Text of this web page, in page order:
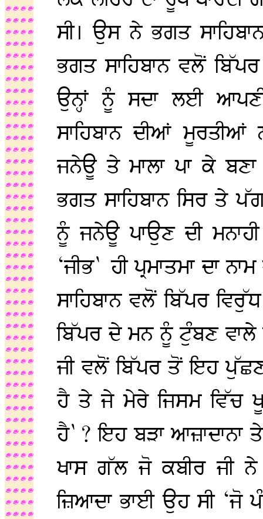
ਸੀ। ਉਸ ਨੇ ਭਗਤ
ਭਗਤ ਸਾਹਿਬਾਨ ਵਲੋਂ
ਉਨ੍ਹਾਂ ਨੂੰ ਸਦਾ ਲਈ
ਸਾਹਿਬਾਨ ਦੀਆਂ
ਜਨੇਊ ਤੇ ਮਾਲਾ ਪਾ ਕੇ
ਭਗਤ ਸਾਹਿਬਾਨ ਸਿਰ ਤੇ
ਨੂੰ ਜਨੇਊ ਪਾਉਣ ਦੀ ਮਨਾਹੀ
‘ਜੀਭ` ਹੀ ਪ੍ਰਮਾਤਮਾ ਦਾ
ਸਾਹਿਬਾਨ ਵਲੋਂ ਬਿੱਪਰ
ਬਿੱਪਰ ਦੇ ਮਨ ਨੂੰ ਟੁੰਬਣ ਵਾਲੇ
ਜੀ ਵਲੋਂ ਬਿੱਪਰ ਤੋਂ ਇਹ
ਹੈ ਤੇ ਜੇ ਮੇਰੇ ਜਿਸਮ ਵਿੱਚ
ਹੈ`? ਇਹ ਬੜਾ ਆਜ਼ਾਦਾਨਾ
ਖਾਸ ਗੱਲ ਜੋ ਕਬੀਰ ਜੀ
ਜ਼ਿਆਦਾ ਭਾਈ ਉਹ ਸੀ ‘ਜੋ